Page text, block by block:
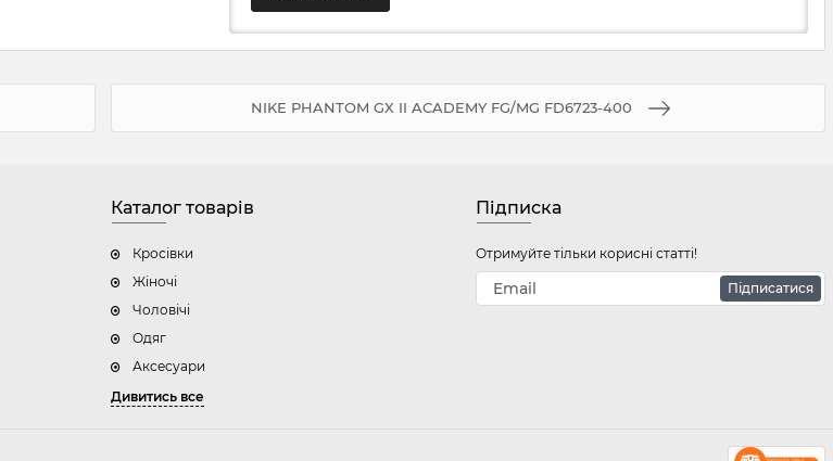
NIKE PHANTOM GX II ACADEMY FG/MG FD6723-400
Каталог товарів
Кросівки
Жіночі
Чоловічі
Одяг
Аксесуари
Дивитись все
Підписка
Отримуйте тільки корисні статті!
Підписатися